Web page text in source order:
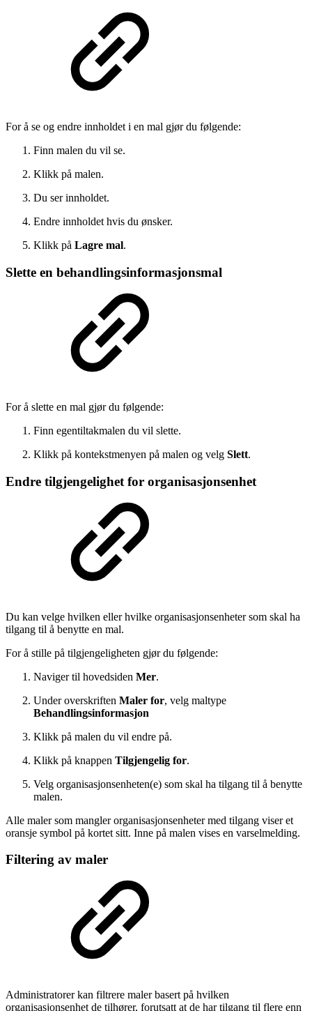
For å se og endre innholdet i en mal gjør du følgende:
Finn malen du vil se.
Klikk på malen.
Du ser innholdet.
Endre innholdet hvis du ønsker.
Klikk på Lagre mal.
Slette en behandlingsinformasjonsmal
For å slette en mal gjør du følgende:
Finn egentiltakmalen du vil slette.
Klikk på kontekstmenyen på malen og velg Slett.
Endre tilgjengelighet for organisasjonsenhet
Du kan velge hvilken eller hvilke organisasjonsenheter som skal ha
tilgang til å benytte en mal.
For å stille på tilgjengeligheten gjør du følgende:
Naviger til hovedsiden Mer.
Under overskriften Maler for, velg maltype
Behandlingsinformasjon
Klikk på malen du vil endre på.
Klikk på knappen Tilgjengelig for.
Velg organisasjonsenheten(e) som skal ha tilgang til å benytte
malen.
Alle maler som mangler organisasjonsenheter med tilgang viser et
oransje symbol på kortet sitt. Inne på malen vises en varselmelding.
Filtering av maler
Administratorer kan filtrere maler basert på hvilken
organisasjonsenhet de tilhører, forutsatt at de har tilgang til flere enn